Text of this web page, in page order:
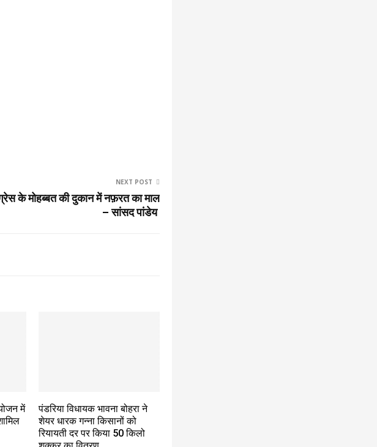
NEXT POST
के मोहब्बत की दुकान में नफ़रत का माल
– सांसद पांडेय
में
पंडरिया विधायक भावना बोहरा ने
शेयर धारक गन्ना किसानों को
रियायती दर पर किया 50 किलो